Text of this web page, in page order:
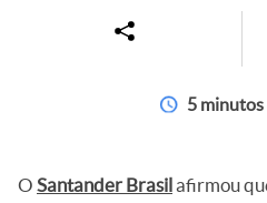
5 minutos
O Santander Brasilafirmou